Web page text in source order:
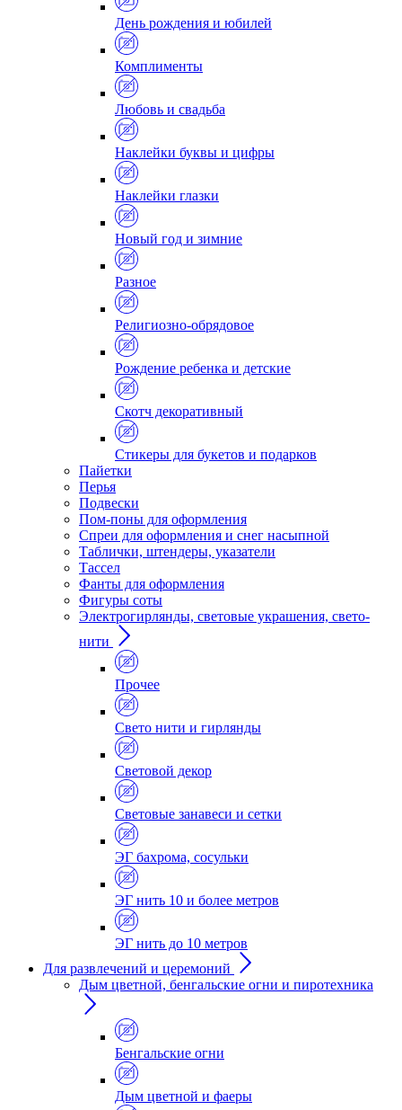
День рождения и юбилей
Комплименты
Любовь и свадьба
Наклейки буквы и цифры
Наклейки глазки
Новый год и зимние
Разное
Религиозно-обрядовое
Рождение ребенка и детские
Скотч декоративный
Стикеры для букетов и подарков
Пайетки
Перья
Подвески
Пом-поны для оформления
Спреи для оформления и снег насыпной
Таблички, штендеры, указатели
Тассел
Фанты для оформления
Фигуры соты
Электрогирлянды, световые украшения, свето-
нити
Прочее
Свето нити и гирлянды
Световой декор
Световые занавеси и сетки
ЭГ бахрома, сосульки
ЭГ нить 10 и более метров
ЭГ нить до 10 метров
Для развлечений и церемоний
Дым цветной, бенгальские огни и пиротехника
Бенгальские огни
Дым цветной и фаеры